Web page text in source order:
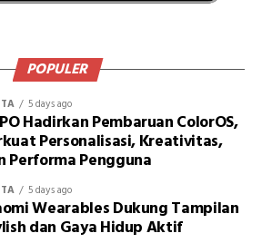
POPULER
5 days ago
Hadirkan Pembaruan ColorOS,
Personalisasi, Kreativitas,
Performa Pengguna
5 days ago
Wearables Dukung Tampilan
dan Gaya Hidup Aktif